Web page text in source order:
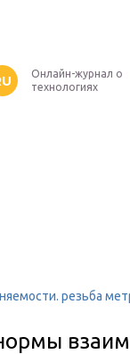
Онлайн-журнал о
технологиях
резьба